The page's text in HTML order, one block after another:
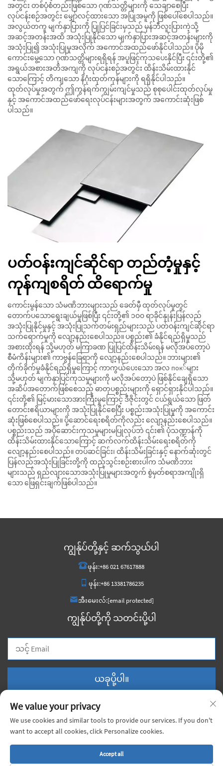
အတွင်း တစ်ပုံစံတည်းဖြစ်သော ဂုဏ်သတ္တိများကို သေချာစေပြီး
လုပ်ငန်းစဉ်အတွင်း မျှော်လင့်ထားသော အပြုအမူကို ဖြစ်ပေါ်စေပါသည်။
အလွယ်တကူ မျက်နှာပြားကို ပြုပြင်ခြင်းမှသည် မှန်ဘီလူးပြားကဲ့သို့
အဆင့်အတန်းအထိ အသုံးပြုနိုင်သော မျက်နှာပြားအဆင့်အတန်းများကို
အသုံးပြု၍ အသုံးပြုမှုအလိုက် အကောင်အထည်ဖော်နိုင်ပါသည်။ ပိုမို
ကောင်းမွေ့သော ဂုဏ်သတ္တိများရရှိရန် အပူဖြင့်ကုသပေးနိုင်ပြီး ၎င်းတို့၏
အရွယ်အစားအတိအကျကို လုပ်ငန်းစဉ်အတွင်း ထိန်းသိမ်းထားနိုင်
သောကြောင့် တိကျသော နိဂုံးထုတ်ကုန်များကို ရရှိနိုင်ပါသည်။
ထုတ်လုပ်မှုအတွက် ဤကွန်ရက်ကျွမ်းကျင်မှုသည် စုစုပေါင်းထုတ်လုပ်မှု
နှင့် အကောင်အထည်ဖော်ရေးလုပ်ငန်းများအတွက် အကောင်းဆုံးဖြစ်
ပါသည်။
ပတ်ဝန်းကျင်ဆိုင်ရာ တည်တံ့မှုနှင့်
ကုန်ကျစရိတ် ထိရောက်မှု
ကောင်းမွန်သော သံမဏိဘားများသည် ခေတ်မှီ ထုတ်လုပ်မှုတွင်
တောက်ပသောရွေးချယ်မှုဖြစ်ပြီး ၎င်းတို့၏ ၁၀၀ ရာခိုင်နှုန်းပြန်လည်
အသုံးပြုနိုင်မှုနှင့် အသုံးပြုသက်တမ်းရှည်များသည် ပတ်ဝန်းကျင်ဆိုင်ရာ
သက်ရောက်မှုကို လျော့နည်းစေပါသည်။ ပစ္စည်း၏ ခံနိုင်ရည်ရှိမှုသည်
အစားထိုးရန် သို့မဟုတ် မကြာခဏ ပြုပြင်ထိန်းသိမ်းရန် မလိုအပ်တော့ပဲ
စီမံကိန်းများ၏ ကာဗွန်ခြေရာကို လျော့နည်းစေပါသည်။ ဘားများ၏
တိုက်ခိုက်မှုခံနိုင်ရည်ရှိမှုကြောင့် ကာကွယ်ပေးသော အလ пок်များ
သို့မဟုတ် မျက်နှာပြင်ကုသမှုများကို မလိုအပ်တော့ပဲ ဖြစ်နိုင်ချေရှိသော
အဆိပ်အတောက်ဖြစ်စေသည့် ဓာတုပစ္စည်းများကို ရှောင်ရှားနိုင်ပါသည်။
၎င်းတို့၏ မြင့်မားသောအားကြီးမှုကြောင့် ဒီဇိုင်းတွင် ငယ်ရွယ်သော ဖြတ်
တောင်းဧရိယာများကို အသုံးပြုနိုင်စေပြီး ပစ္စည်းအသုံးပြုမှုကို အကောင်း
ဆုံးဖြစ်စေပါသည်။ ပို့ဆောင်ရေးစရိတ်ကိုလည်း လျော့နည်းစေပါသည်။
ပစ္စည်းသည် အပိုဆောင်းကုသမှုများမပြုလုပ်ဘဲ ၎င်း၏ ပုံသဏ္ဍာန်ကို
ထိန်းသိမ်းထားနိုင်သောကြောင့် ဆက်လက်ထိန်းသိမ်းရေးစရိတ်ကို
လျော့နည်းစေပါသည်။ တပ်ဆင်ခြင်း၊ ထိန်းသိမ်းခြင်းနှင့် နောက်ဆုံးတွင်
ပြန်လည်အသုံးပြုခြင်းတို့ကို ထည့်သွင်းစဉ်းစားပါက သံမဏိဘား
များသည် ရှည်လျားသောအသုံးပြုမှုများအတွက် စွဲမှတ်စရာအကျိုးရှိ
သော ဖြေရှင်းချက်ဖြစ်ပါသည်။
ကျွန်ုပ်တို့နှင့် ဆက်သွယ်ပါ
ဖုန်း:+86 021 67617888
ဖုန်း:+86 13381786235
အီးမေးလ်:[email protected]
ကျွန်ုပ်တို့ကို သတင်းပို့ပါ
ယခုပို့ပါ။
အခွင့်အရေးများ မူပိုင်ခွင့်ရယူထားပါသည်။ |
We value your privacy
We use cookies and similar tools to provide our services. If you don't
want to accept all cookies, click Personalize cookies.
Accept all